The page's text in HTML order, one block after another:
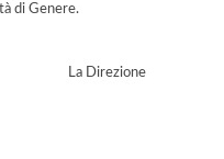
di Genere.